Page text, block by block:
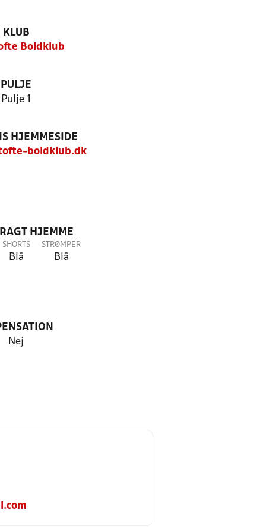
KLUB
Boldklub
PULJE
Pulje 1
HJEMMESIDE
boldklub.dk
HJEMME
SHORTS
Blå
STRØMPER
Blå
Nej